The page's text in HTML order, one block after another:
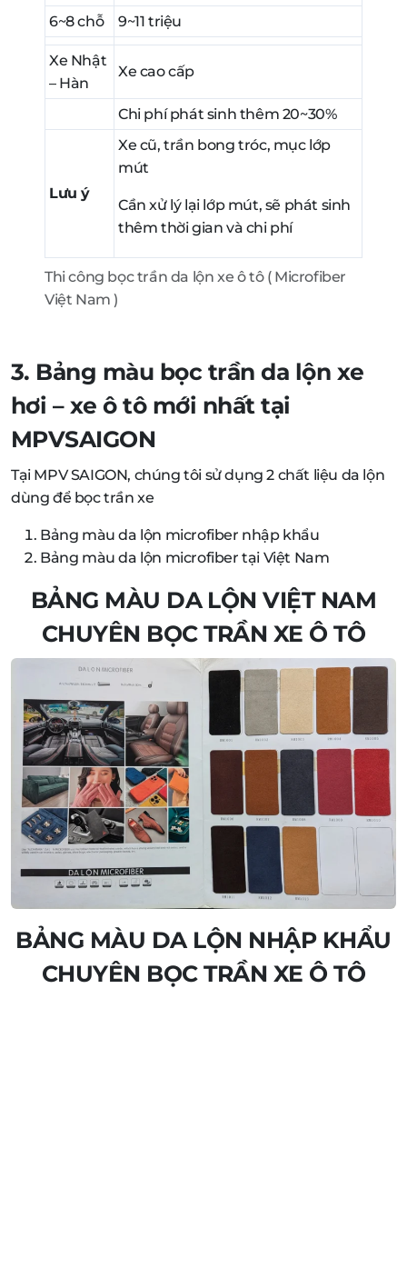
Thi công bọc trần da lộn xe ô tô ( Microfiber
Việt Nam )
6~8 chỗ
9~11 triệu
Xe Nhật
– Hàn
Xe cao cấp
Chi phí phát sinh thêm 20~30%
Lưu ý
Xe cũ, trần bong tróc, mục lớp
mút
Cần xử lý lại lớp mút, sẽ phát sinh
thêm thời gian và chi phí
3. Bảng màu bọc trần da lộn xe
hơi – xe ô tô mới nhất tại
MPVSAIGON
Tại MPV SAIGON, chúng tôi sử dụng 2 chất liệu da lộn
dùng để bọc trần xe
Bảng màu da lộn microfiber nhập khẩu
Bảng màu da lộn microfiber tại Việt Nam
BẢNG MÀU DA LỘN VIỆT NAM
CHUYÊN BỌC TRẦN XE Ô TÔ
BẢNG MÀU DA LỘN NHẬP KHẨU
CHUYÊN BỌC TRẦN XE Ô TÔ